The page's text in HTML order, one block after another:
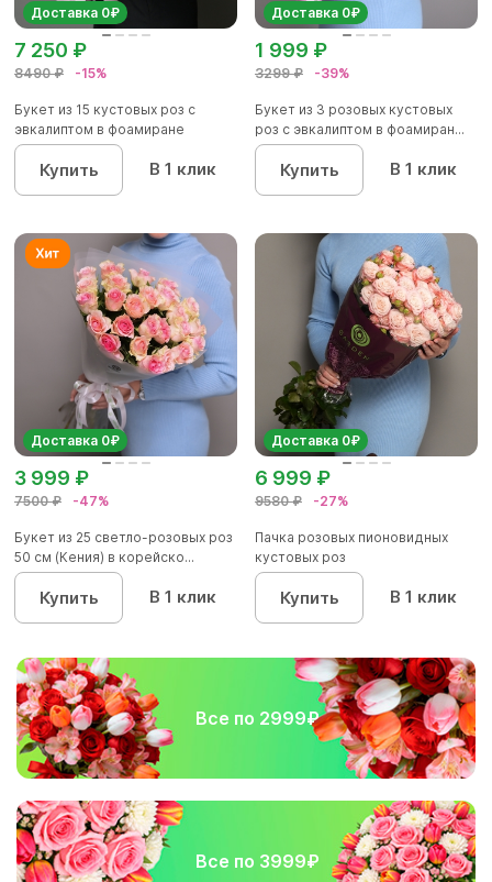
Доставка 0₽
8490 ₽ -15%
7 250 ₽
Букет из 15 кустовых роз с
эвкалиптом в фоамиране
Купить В 1 клик
Доставка 0₽
3299 ₽ -39%
1 999 ₽
Букет из 3 розовых кустовых
роз с эвкалиптом в фоамиран...
Купить В 1 клик
Доставка 0₽
7500 ₽ -47%
3 999 ₽
Букет из 25 светло-розовых роз
50 см (Кения) в корейско...
Купить В 1 клик
Доставка 0₽
9580 ₽ -27%
6 999 ₽
Пачка розовых пионовидных
кустовых роз
Купить В 1 клик
Все по 2999₽
Все по 3999₽